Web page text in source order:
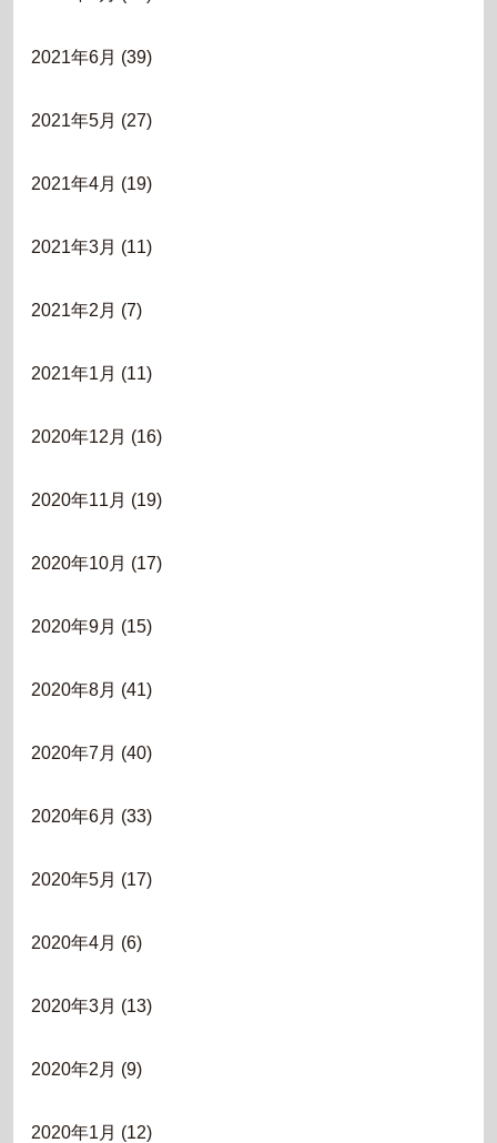
2021年6月 (39)
2021年5月 (27)
2021年4月 (19)
2021年3月 (11)
2021年2月 (7)
2021年1月 (11)
2020年12月 (16)
2020年11月 (19)
2020年10月 (17)
2020年9月 (15)
2020年8月 (41)
2020年7月 (40)
2020年6月 (33)
2020年5月 (17)
2020年4月 (6)
2020年3月 (13)
2020年2月 (9)
2020年1月 (12)